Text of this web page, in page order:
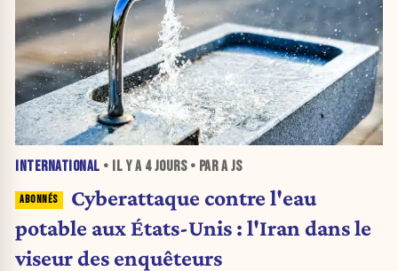
INTERNATIONAL • IL Y A 4 JOURS• PAR A JS
Cyberattaque contre l'eau
potable aux États-Unis : l'Iran dans le
viseur des enquêteurs